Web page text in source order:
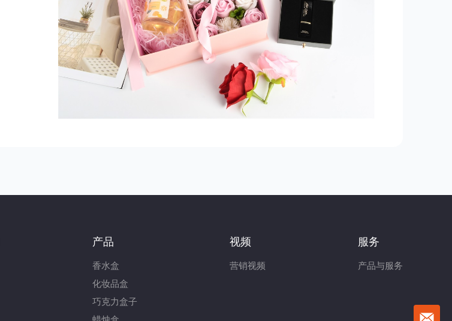
产品
香水盒
化妆品盒
巧克力盒子
视频
营销视频
服务
产品与服务